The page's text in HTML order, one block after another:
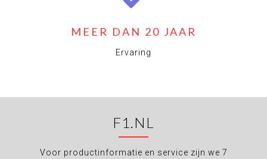
MEER DAN 20 JAAR
Ervaring
F1.NL
Voor productinformatie en service zijn we 7